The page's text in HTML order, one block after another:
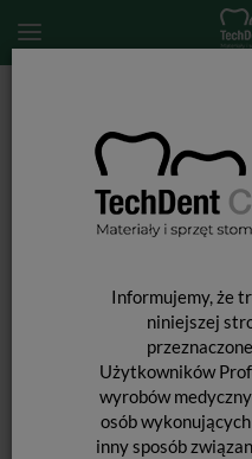
Informujemy, że
niniejszej
Użytkowników
wyrobów
osób
inny sposób
Halo matryce Firm Non-Stick